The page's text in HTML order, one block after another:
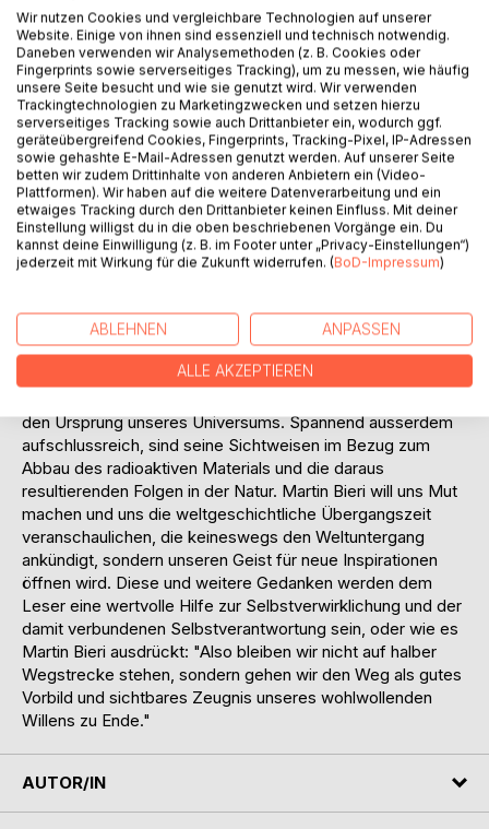
BESCHREIBUNG
Nach den sehr positiven Reaktionen auf sein Erstlingswerk
"Ein Weg von der Dualität in die Dreifaltigkeit" legt Martin
Bieri nun die Fortsetzung vor. Hierin gibt er das
Versprechen ab, dem Leser Neues zu präsentieren, was
dieser noch nirgendwo gelesen oder gehört hat - und hält
es auch. Für den Autor ist die höchste Form der Liebe,
einen Menschen zu sich selbst zu führen. Dafür, eben auf
diesen Weg zu kommen, enthält dieses Buch interessante
Rezepte. Im Kapitel "Erinnerungen an frühere Leben und
Abenteuerliches erlebte. Mit dem Vorschlag, den eigenen
Körper einmal als Firma zu betrachten, verfolgt Martin Bieri
einen überaus originellen Denkansatz. Zusätzlich
den Ursprung unseres Universums. Spannend ausserdem
aufschlussreich, sind seine Sichtweisen im Bezug zum
Abbau des radioaktiven Materials und die daraus
resultierenden Folgen in der Natur. Martin Bieri will uns Mut
machen und uns die weltgeschichtliche Übergangszeit
veranschaulichen, die keineswegs den Weltuntergang
ankündigt, sondern unseren Geist für neue Inspirationen
öffnen wird. Diese und weitere Gedanken werden dem
Leser eine wertvolle Hilfe zur Selbstverwirklichung und der
damit verbundenen Selbstverantwortung sein, oder wie es
Martin Bieri ausdrückt: "Also bleiben wir nicht auf halber
Wegstrecke stehen, sondern gehen wir den Weg als gutes
Vorbild und sichtbares Zeugnis unseres wohlwollenden
Willens zu Ende."
AUTOR/IN
Wir nutzen Cookies und vergleichbare Technologien auf unserer
Website. Einige von ihnen sind essenziell und technisch notwendig.
Daneben verwenden wir Analysemethoden (z. B. Cookies oder
Fingerprints sowie serverseitiges Tracking), um zu messen, wie häufig
unsere Seite besucht und wie sie genutzt wird. Wir verwenden
Trackingtechnologien zu Marketingzwecken und setzen hierzu
serverseitiges Tracking sowie auch Drittanbieter ein, wodurch ggf.
geräteübergreifend Cookies, Fingerprints, Tracking-Pixel, IP-Adressen
sowie gehashte E-Mail-Adressen genutzt werden. Auf unserer Seite
betten wir zudem Drittinhalte von anderen Anbietern ein (Video-
Plattformen). Wir haben auf die weitere Datenverarbeitung und ein
etwaiges Tracking durch den Drittanbieter keinen Einfluss. Mit deiner
Einstellung willigst du in die oben beschriebenen Vorgänge ein. Du
kannst deine Einwilligung (z. B. im Footer unter „Privacy-Einstellungen“)
jederzeit mit Wirkung für die Zukunft widerrufen. (BoD-Impressum)
ABLEHNEN ANPASSEN
ALLE AKZEPTIEREN